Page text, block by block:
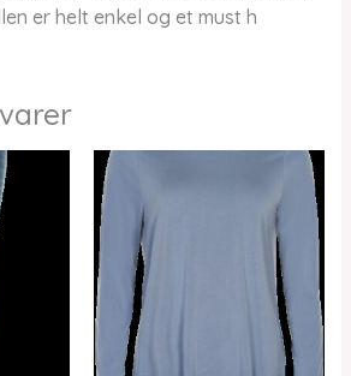
er helt enkel og et must h